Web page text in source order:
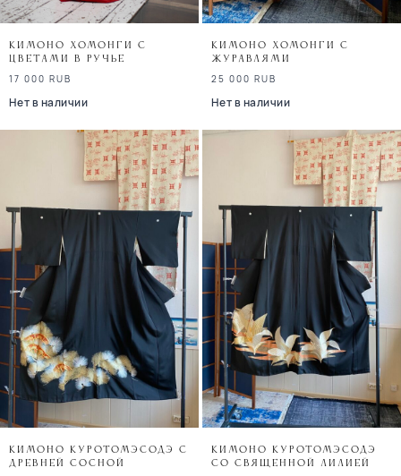
Кимоно хомонги с
цветами в ручье
17 000 RUB
Нет в наличии
Кимоно хомонги с
журавлями
25 000 RUB
Нет в наличии
Кимоно куротомэсодэ с
древней сосной
Кимоно куротомэсодэ
со священной лилией